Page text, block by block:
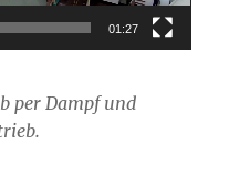
01:27
per Dampf und